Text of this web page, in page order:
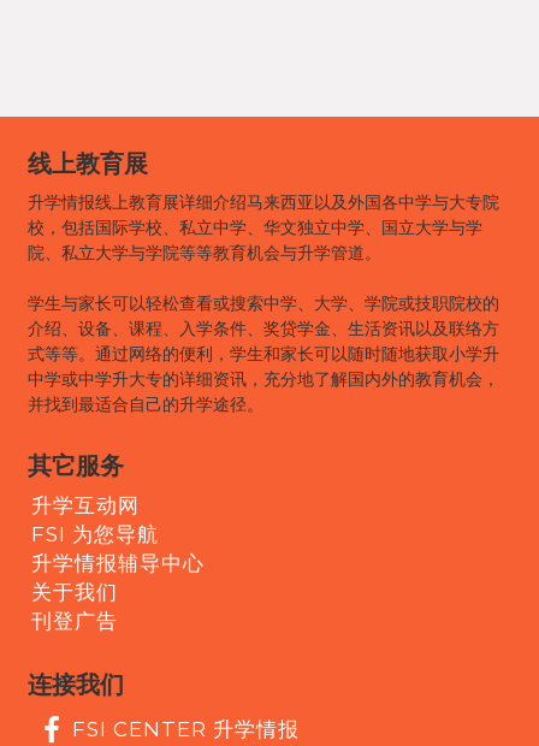
线上教育展
升学情报线上教育展详细介绍马来西亚以及外国各中学与大专院
校，包括国际学校、私立中学、华文独立中学、国立大学与学
院、私立大学与学院等等教育机会与升学管道。
学生与家长可以轻松查看或搜索中学、大学、学院或技职院校的
介绍、设备、课程、入学条件、奖贷学金、生活资讯以及联络方
式等等。通过网络的便利，学生和家长可以随时随地获取小学升
中学或中学升大专的详细资讯，充分地了解国内外的教育机会，
并找到最适合自己的升学途径。
其它服务
升学互动网
FSI 为您导航
升学情报辅导中心
关于我们
刊登广告
连接我们
FSI CENTER 升学情报